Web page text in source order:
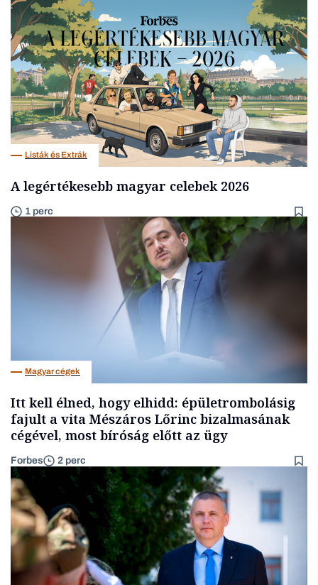
Listák és Extrák
A legértékesebb magyar celebek 2026
1 perc
Magyar cégek
Itt kell élned, hogy elhidd: épületrombolásig
fajult a vita Mészáros Lőrinc bizalmasának
cégével, most bíróság előtt az ügy
Forbes 2 perc